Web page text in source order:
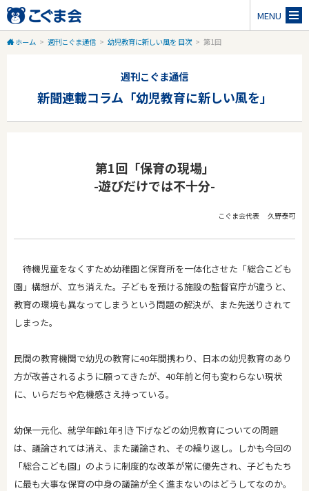
MENU
ホーム > 週刊こぐま通信 > 幼児教育に新しい風を 目次 > 第1回
週刊こぐま通信
新聞連載コラム「幼児教育に新しい風を」
第1回「保育の現場」
-遊びだけでは不十分-
こぐま会代表 久野泰可
待機児童をなくすため幼稚園と保育所を一体化させた「総合こども
園」構想が、立ち消えた。子どもを預ける施設の監督官庁が違うと、
教育の環境も異なってしまうという問題の解決が、また先送りされて
しまった。
民間の教育機関で幼児の教育に40年間携わり、日本の幼児教育のあり
方が改善されるように願ってきたが、40年前と何も変わらない現状
に、いらだちや危機感さえ持っている。
幼保一元化、就学年齢1年引き下げなどの幼児教育についての問題
は、議論されては消え、また議論され、その繰り返し。しかも今回の
「総合こども園」のように制度的な改革が常に優先され、子どもたち
に最も大事な保育の中身の議論が全く進まないのはどうしてなのか。